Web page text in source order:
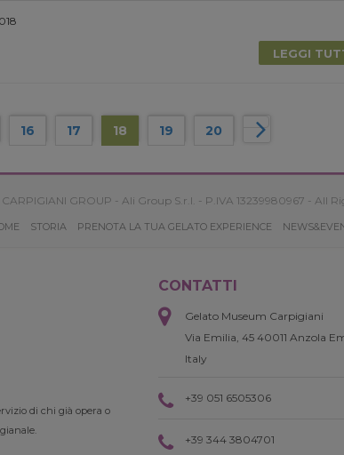
LEGGI
16 17 18 19 20
GROUP - Ali Group S.r.l. - P.IVA 13239980967 - All
STORIA PRENOTA LA TUA GELATO EXPERIENCE
di chi già opera o
CONTATTI
Gelato Museum Carpigiani
Via Emilia, 45 40011 Anzola
Italy
+39 051 6505306
+39 344 3804701